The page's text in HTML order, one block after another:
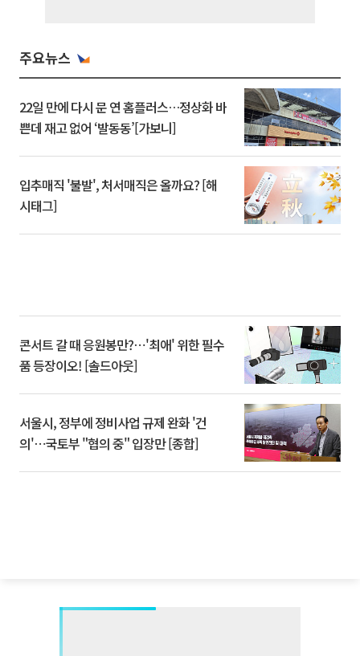
주요뉴스
22일 만에 다시 문 연 홈플러스…정상화 바
쁜데 재고 없어 ‘발동동’[가보니]
입추매직 '불발', 처서매직은 올까요? [해
시태그]
콘서트 갈 때 응원봉만?⋯'최애' 위한 필수
품 등장이오! [솔드아웃]
서울시, 정부에 정비사업 규제 완화 '건
의'⋯국토부 "협의 중" 입장만 [종합]